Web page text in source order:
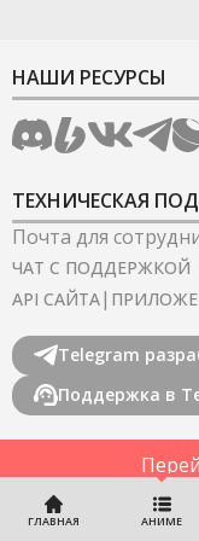
ГЛАВНАЯ АНИМЕ
НАШИ РЕСУРСЫ
ТЕХНИЧЕСКАЯ
Почта для
ЧАТ С ПОДДЕРЖКОЙ
API САЙТА|
Telegram
Поддержка в
©2022-2026